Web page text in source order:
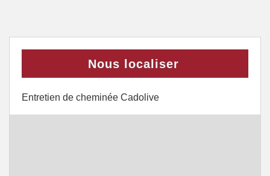
Nous localiser
Entretien de cheminée Cadolive